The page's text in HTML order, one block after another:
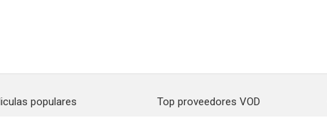
populares
Top proveedores VOD